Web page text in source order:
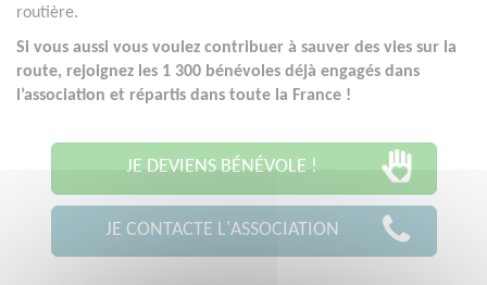
routière.
Si vous aussi vous voulez contribuer à sauver des vies sur la
route, rejoignez les 1 300 bénévoles déjà engagés dans
l’association et répartis dans toute la France !
JE DEVIENS BÉNÉVOLE !
JE CONTACTE L'ASSOCIATION